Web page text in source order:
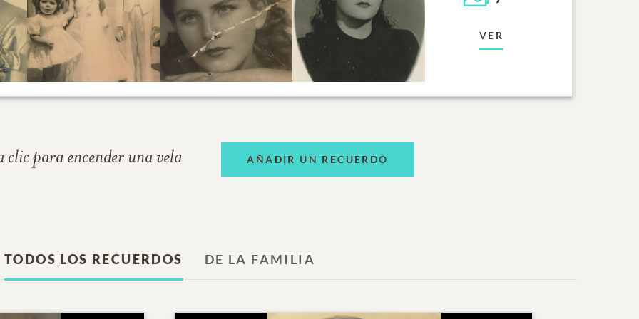
VER
clic para encender una vela AÑADIR UN RECUERDO
TODOS LOS RECUERDOS DE LA FAMILIA